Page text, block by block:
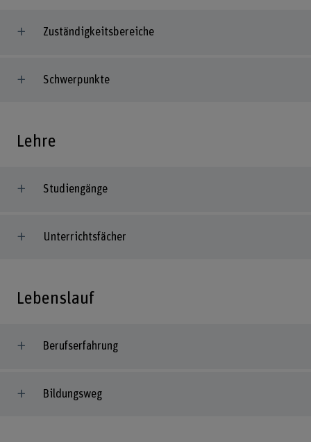
Zuständigkeitsbereiche
Schwerpunkte
Lehre
Studiengänge
Unterrichtsfächer
Lebenslauf
Berufserfahrung
Bildungsweg